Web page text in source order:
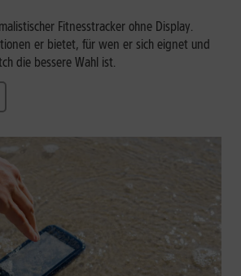
Fitnesstracker ohne Display.
er bietet, für wen er sich eignet und
die bessere Wahl ist.